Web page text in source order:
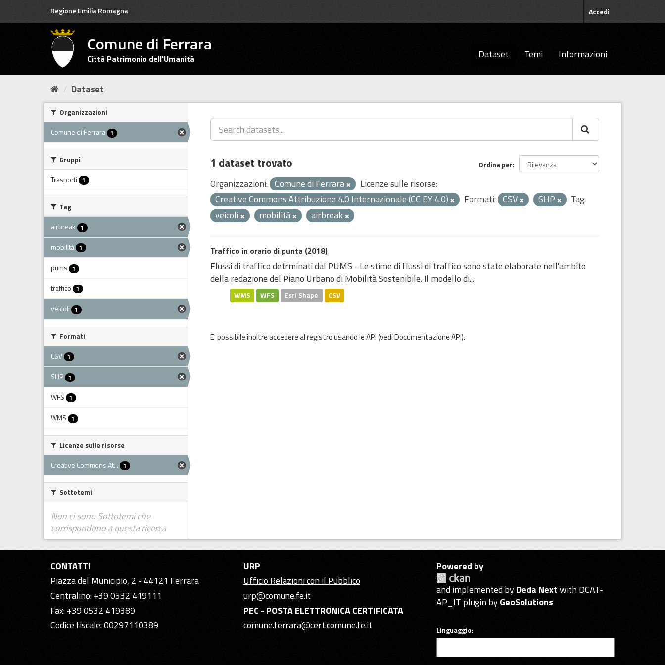
Regione Emilia Romagna Accedi
Comune di Ferrara
Città Patrimonio dell'Umanità Dataset Temi Informazioni
Dataset
Organizzazioni
Comune di Ferrara 1
Gruppi
Trasporti 1
Tag
airbreak 1
mobilità 1
pums 1
traffico 1
veicoli 1
Formati
CSV 1
SHP 1
WFS 1
WMS 1
Licenze sulle risorse
Creative Commons At... 1
Sottotemi
Non ci sono Sottotemi che
corrispondono a questa ricerca
Ordina per
1 dataset trovato
Organizzazioni: Comune di Ferrara
Licenze sulle risorse:
Creative Commons Attribuzione 4.0 Internazionale (CC BY 4.0)
Formati: CSV SHP
Tag:
veicoli
mobilità airbreak
Traffico in orario di punta (2018)
Flussi di traffico detrminati dal PUMS - Le stime di flussi di traffico sono state elaborate nell'ambito
della redazione del Piano Urbano di Mobilità Sostenibile. Il modello di...
WMS WFS Esri Shape CSV
E' possibile inoltre accedere al registro usando leAPI(vediDocumentazione API).
CONTATTI
Piazza del Municipio, 2 - 44121 Ferrara
Centralino: +39 0532 419111
Fax: +39 0532 419389
Codice fiscale: 00297110389
URP
Ufficio Relazioni con il Pubblico
urp@comune.fe.it
PEC - POSTA ELETTRONICA CERTIFICATA
comune.ferrara@cert.comune.fe.it
Powered by
and implemented byDeda Nextwith DCAT-
AP_IT plugin byGeoSolutions
Linguaggio